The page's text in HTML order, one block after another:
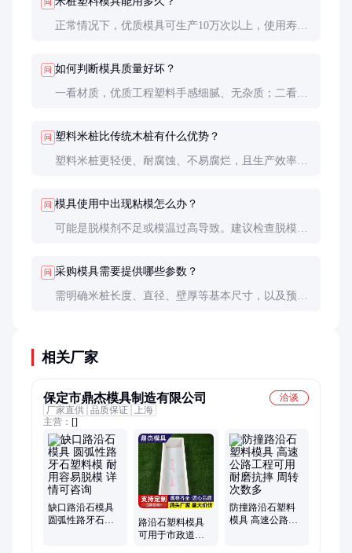
问
正常情况下，优质模具可生产10万次以上，使用寿命
问 如何判断模具质量好坏？
一看材质，优质工程塑料手感细腻、无杂质；二看精
问 塑料米桩比传统木桩有什么优势？
塑料米桩更轻便、耐腐蚀、不易腐烂，且生产效率
问 模具使用中出现粘模怎么办？
可能是脱模剂不足或模温过高导致。建议检查脱模剂
问 采购模具需要提供哪些参数？
需明确米桩长度、直径、壁厚等基本尺寸，以及预计
相关厂家
保定市鼎杰模具制造有限公司
洽谈
厂家直供 品质保证
上海
主营： []
缺口路沿石模具
圆弧性路牙石塑
路沿石塑料模具
可用于市政道路
防撞路沿石塑料
模具 高速公路工